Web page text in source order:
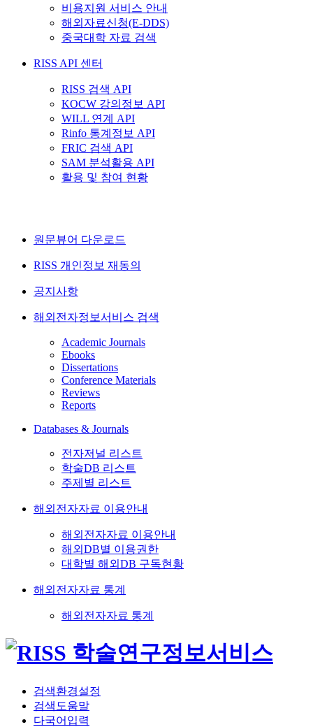
비용지원 서비스 안내
해외자료신청(E-DDS)
중국대학 자료 검색
RISS API 센터
RISS 검색 API
KOCW 강의정보 API
WILL 연계 API
Rinfo 통계정보 API
FRIC 검색 API
SAM 분석활용 API
활용 및 참여 현황
원문뷰어 다운로드
RISS 개인정보 재동의
공지사항
해외전자정보서비스 검색
Academic Journals
Ebooks
Dissertations
Conference Materials
Reviews
Reports
Databases & Journals
전자저널 리스트
학술DB 리스트
주제별 리스트
해외전자자료 이용안내
해외전자자료 이용안내
해외DB별 이용권한
대학별 해외DB 구독현황
해외전자자료 통계
해외전자자료 통계
검색환경설정
검색도움말
다국어입력